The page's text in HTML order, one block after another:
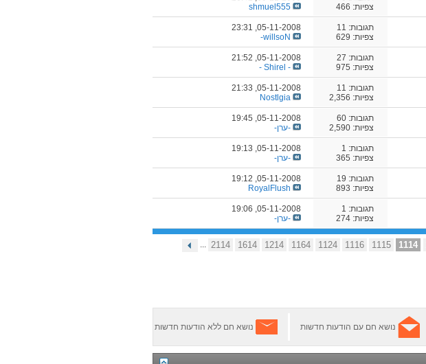
צפיות: 466
shmuel555
תגובות: 11
צפיות: 629
05-11-2008,
23:31
willsoN-
תגובות: 27
צפיות: 975
05-11-2008,
21:52
- Shirel -
תגובות: 11
צפיות: 2,356
05-11-2008,
21:33
Nostlgia
תגובות: 60
צפיות: 2,590
05-11-2008,
19:45
-ערן-
תגובות: 1
צפיות: 365
05-11-2008,
19:13
-ערן-
תגובות: 19
צפיות: 893
05-11-2008,
19:12
RoyalFlush
תגובות: 1
צפיות: 274
05-11-2008,
19:06
-ערן-
1114
1115
1116
1124
1164
1214
1614
2114
...
נושא חם עם הודעות חדשות נושא חם ללא הודעות חדשות